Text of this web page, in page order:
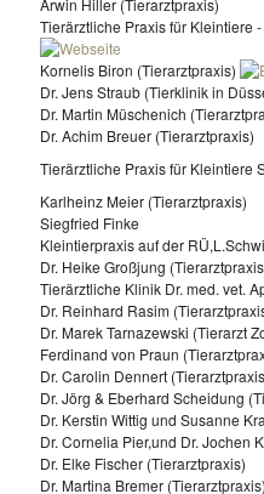
Tierärztliche Praxis für Kleintiere
Kornelis Biron (Tierarztpraxis)
Dr. Jens Straub (Tierklinik in
Dr. Martin Müschenich
Dr. Achim Breuer (Tierarztpraxis)
Tierärztliche Praxis für Kleintiere
Karlheinz Meier (Tierarztpraxis)
Siegfried Finke
Kleintierpraxis auf der
Dr. Heike Großjung
Tierärztliche Klinik Dr. med. vet.
Dr. Reinhard Rasim
Dr. Marek Tarnazewski (Tierarzt
Ferdinand von Praun
Dr. Carolin Dennert
Dr. Jörg & Eberhard Scheidung
Dr. Kerstin Wittig und Susanne
Dr. Cornelia Pier,und Dr. Jochen
Dr. Elke Fischer (Tierarztpraxis)
Dr. Martina Bremer (Tierarztpraxis)